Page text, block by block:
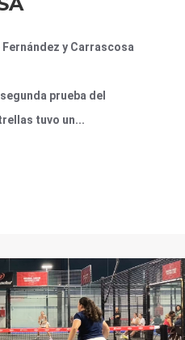
y Carrascosa
prueba del
tuvo un...